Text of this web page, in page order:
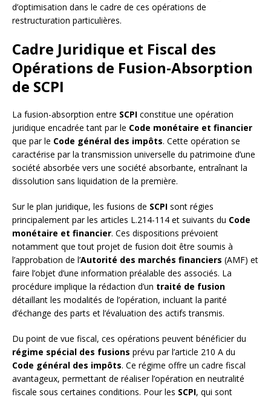
d’optimisation dans le cadre de ces opérations de
restructuration particulières.
Cadre Juridique et Fiscal des
Opérations de Fusion-Absorption
de SCPI
La fusion-absorption entre SCPI constitue une opération
juridique encadrée tant par le Code monétaire et financier
que par le Code général des impôts. Cette opération se
caractérise par la transmission universelle du patrimoine d’une
société absorbée vers une société absorbante, entraînant la
dissolution sans liquidation de la première.
Sur le plan juridique, les fusions de SCPI sont régies
principalement par les articles L.214-114 et suivants du Code
monétaire et financier. Ces dispositions prévoient
notamment que tout projet de fusion doit être soumis à
l’approbation de l’Autorité des marchés financiers (AMF) et
faire l’objet d’une information préalable des associés. La
procédure implique la rédaction d’un traité de fusion
détaillant les modalités de l’opération, incluant la parité
d’échange des parts et l’évaluation des actifs transmis.
Du point de vue fiscal, ces opérations peuvent bénéficier du
régime spécial des fusions prévu par l’article 210 A du
Code général des impôts. Ce régime offre un cadre fiscal
avantageux, permettant de réaliser l’opération en neutralité
fiscale sous certaines conditions. Pour les SCPI, qui sont